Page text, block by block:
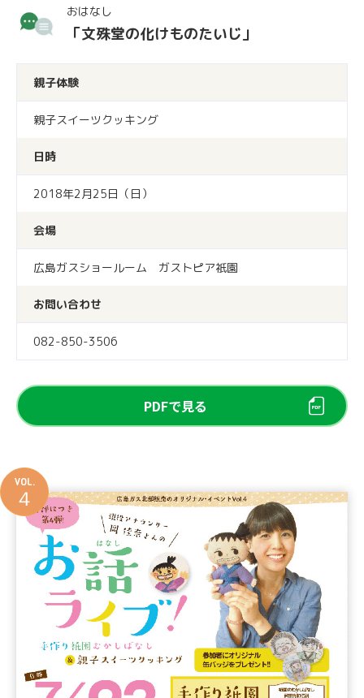
おはなし
「文殊堂の化けものたいじ」
親子体験
親子スイーツクッキング
日時
2018年2月25日（日）
会場
広島ガスショールーム ガストピア祇園
お問い合わせ
082-850-3506
PDFで見る
VOL.
４